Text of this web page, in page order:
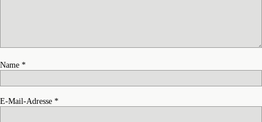
Name *
E-Mail-Adresse *